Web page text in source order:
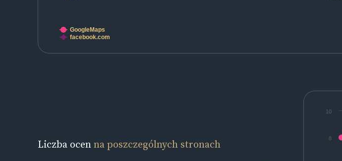
GoogleMaps
facebook.com
8
10
Liczba ocenna poszczególnych stronach